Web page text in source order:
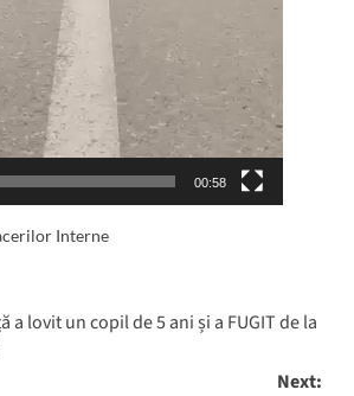
00:58
Interne
a lovit un copil de 5 ani și a FUGIT de la
Next: